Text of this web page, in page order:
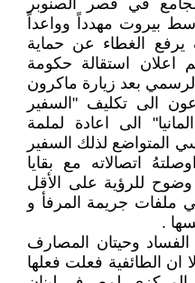
في قصر الصنوبر
بيروت مهدداً وواعداً
يرفع الغطاء عن حماية
اعلان استقالة حكومة
بعد زيارة ماكرون
الى تكليف "السفير
الى اعادة لملمة
المتواضع لذلك السفير
اتصالاته مع بقايا
وضوح للرؤية على الأقل
ملفات جريمة المرفأ و
.
وحيتان المصارف
ان الطائفية فعلت فعلها